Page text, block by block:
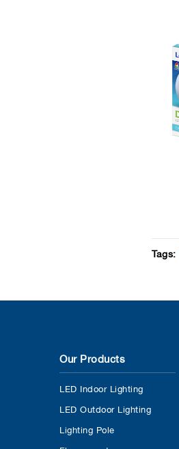
Tags:
Our Products
LED Indoor Lighting
LED Outdoor Lighting
Lighting Pole